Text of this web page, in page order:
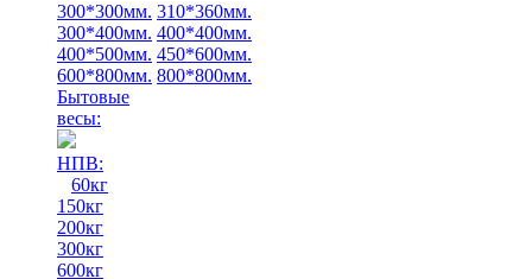
300*300мм. 310*360мм.
300*400мм. 400*400мм.
400*500мм. 450*600мм.
600*800мм. 800*800мм.
Бытовые
весы:
НПВ:
60кг
150кг
200кг
300кг
600кг